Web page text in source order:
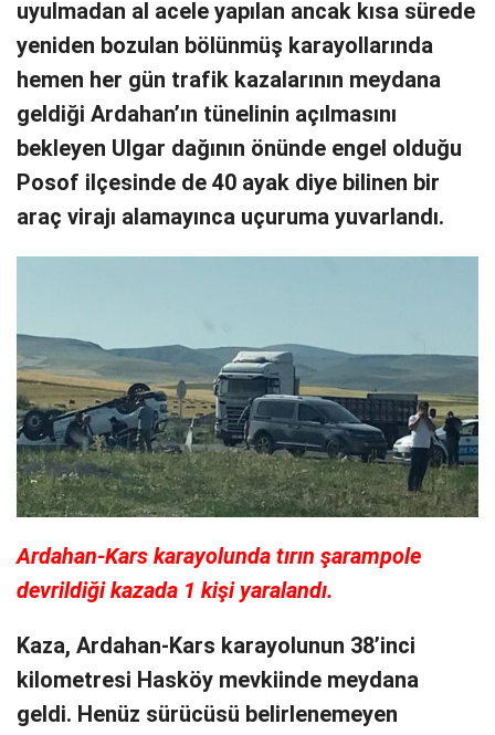
uyulmadan al acele yapılan ancak kısa sürede
yeniden bozulan bölünmüş karayollarında
hemen her gün trafik kazalarının meydana
geldiği Ardahan’ın tünelinin açılmasını
bekleyen Ulgar dağının önünde engel olduğu
Posof ilçesinde de 40 ayak diye bilinen bir
araç virajı alamayınca uçuruma yuvarlandı.
Ardahan-Kars karayolunda tırın şarampole
devrildiği kazada 1 kişi yaralandı.
Kaza, Ardahan-Kars karayolunun 38’inci
kilometresi Hasköy mevkiinde meydana
geldi. Henüz sürücüsü belirlenemeyen